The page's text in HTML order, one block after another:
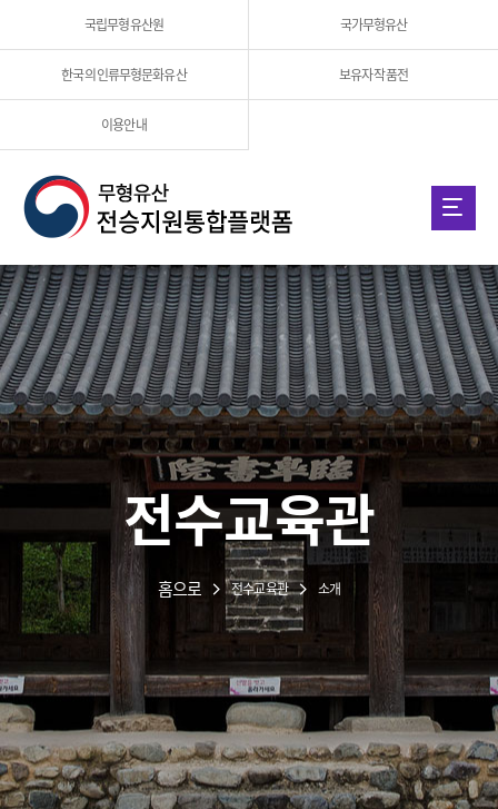
전수교육학교 지원사업 홍보채널
이수심사 인정조사
전승활동 영상
국립무형유산원 국가무형유산
한국의 인류무형문화유산 보유자 작품전
이용안내
전수교육관
홈으로 전수교육관 소개